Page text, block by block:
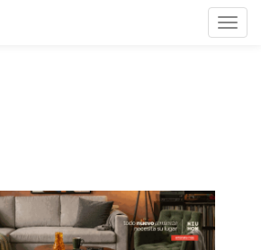
Menú
de